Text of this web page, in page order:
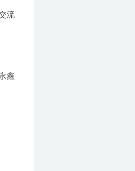
流
鑫